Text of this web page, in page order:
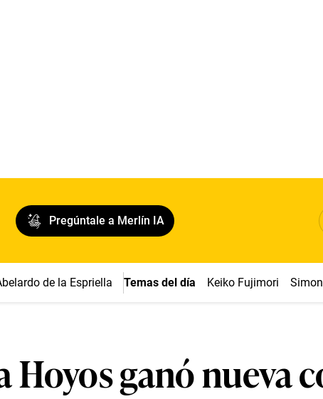
Pregúntale a Merlín IA
de la Espriella Temas del día Keiko Fujimori
ganó nueva